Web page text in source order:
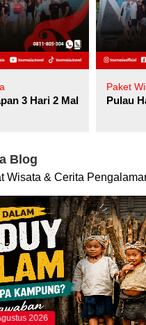
3 Hari 2 Malam
Paket
Pulau
Blog
Wisata & Cerita
2026